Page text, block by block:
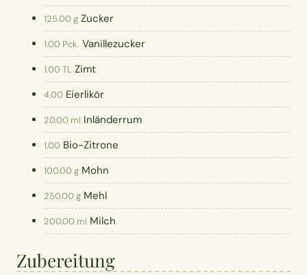
125.00 g Zucker
1.00 Pck. Vanillezucker
1.00 TL Zimt
4.00 Eierlikör
20.00 ml Inländerrum
1.00 Bio-Zitrone
100.00 g Mohn
250.00 g Mehl
200.00 ml Milch
Zubereitung